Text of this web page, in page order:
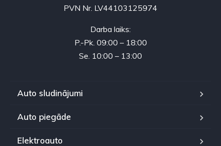
PVN Nr. LV44103125974
Darba laiks:
P.-Pk. 09:00 – 18:00
Se. 10:00 – 13:00
Auto sludinājumi
Auto piegāde
Elektroauto